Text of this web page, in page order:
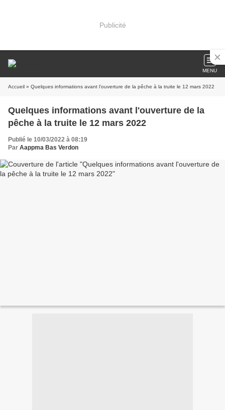
Publicité
MENU
Accueil » Quelques informations avant l'ouverture de la pêche à la truite le 12 mars 2022
Quelques informations avant l'ouverture de la
pêche à la truite le 12 mars 2022
Publié le 10/03/2022 à 08:19
Par Aappma Bas Verdon